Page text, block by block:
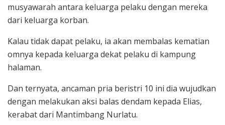
musyawarah antara keluarga pelaku dengan mereka
dari keluarga korban.
Kalau tidak dapat pelaku, ia akan membalas kematian
omnya kepada keluarga dekat pelaku di kampung
halaman.
Dan ternyata, ancaman pria beristri 10 ini dia wujudkan
dengan melakukan aksi balas dendam kepada Elias,
kerabat dari Mantimbang Nurlatu.